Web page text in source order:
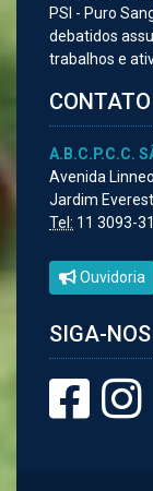
PSI - Puro
debatidos
trabalhos e
CONTATO
A.B.C.P.C.C.
Avenida
Jardim
Tel: 11 3093-
Ouvidoria
SIGA-NOS